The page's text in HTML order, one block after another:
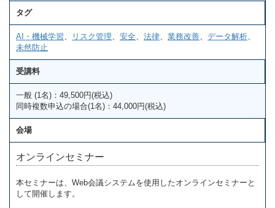
タグ
AI・機械学習、 リスク管理、 安全、 法律、 業務改善、 データ解析、
未然防止
受講料
一般 (1名)：49,500円(税込)
同時複数申込の場合(1名)：44,000円(税込)
会場
オンラインセミナー
本セミナーは、Web会議システムを使用したオンラインセミナーと
して開催します。